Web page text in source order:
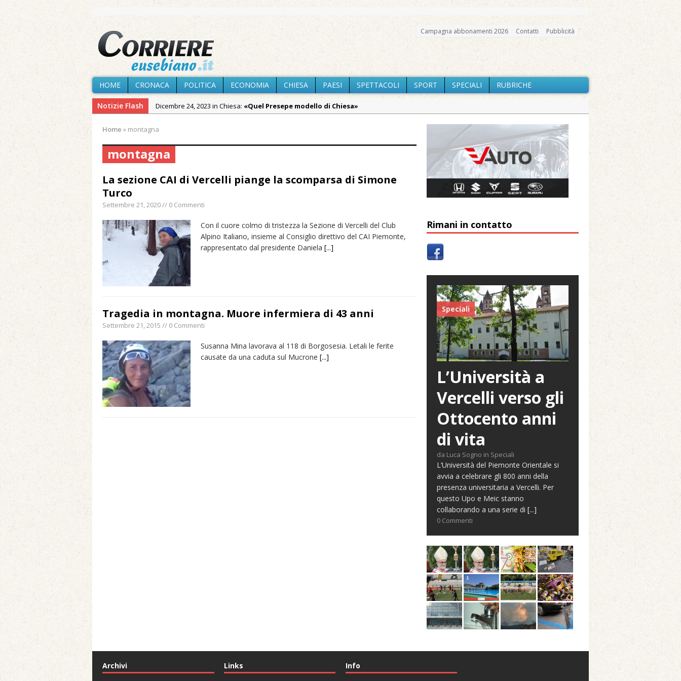
Campagna abbonamenti 2026 Contatti Pubblicità
HOME CRONACA POLITICA ECONOMIA CHIESA PAESI SPETTACOLI SPORT SPECIALI RUBRICHE
Notizie Flash Dicembre 24, 2023 in Chiesa: «Quel Presepe modello di Chiesa»
Estate di sagre anche per i mezzi storici della collezione della Fondazione Marazzato
Agosto 7, 2026 in Cronaca:
Piscina ex Enal non balneabile dopo i controlli dell’Asl. Il Comune: «Misura precauzionale e
provvisoria»
Agosto 7, 2026 in Paesi:
Maggio 11, 2024 in Speciali: Dieci anni fa l’ingresso a Vercelli dell’arcivescovo mons. Marco Arnolfo
Home » montagna
montagna
La sezione CAI di Vercelli piange la scomparsa di Simone
Turco
Settembre 21, 2020 // 0 Commenti
Con il cuore colmo di tristezza la Sezione di Vercelli del Club
Alpino Italiano, insieme al Consiglio direttivo del CAI Piemonte,
rappresentato dal presidente Daniela [...]
Tragedia in montagna. Muore infermiera di 43 anni
Settembre 21, 2015 // 0 Commenti
Susanna Mina lavorava al 118 di Borgosesia. Letali le ferite
causate da una caduta sul Mucrone [...]
Rimani in contatto
Speciali
L’Università a
Vercelli verso gli
Ottocento anni
di vita
da Luca Sogno in Speciali
L’Università del Piemonte Orientale si
avvia a celebrare gli 800 anni della
presenza universitaria a Vercelli. Per
questo Upo e Meic stanno
collaborando a una serie di [...]
0 Commenti
Archivi Links Info